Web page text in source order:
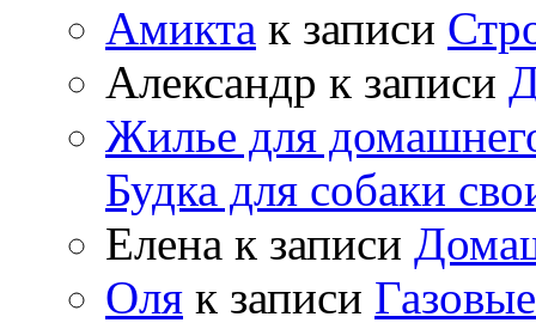
Амикта к записи
Александр к записи
Жилье для
Будка для собаки
Елена к записи
Оля к записи